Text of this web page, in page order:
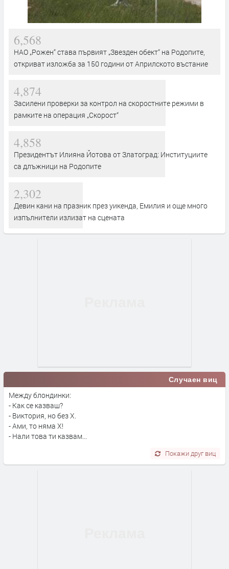
6,568
НАО „Рожен“ става първият „Звезден обект“ на Родопите,
откриват изложба за 150 години от Априлското въстание
4,874
Засилени проверки за контрол на скоростните режими в
рамките на операция „Скорост“
4,858
Президентът Илияна Йотова от Златоград: Институциите
са длъжници на Родопите
2,302
Девин кани на празник през уикенда, Емилия и още много
изпълнители излизат на сцената
Случаен виц
Между блондинки:
- Как се казваш?
- Виктория, но без Х.
- Ами, то няма Х!
- Нали това ти казвам...
Покажи друг виц